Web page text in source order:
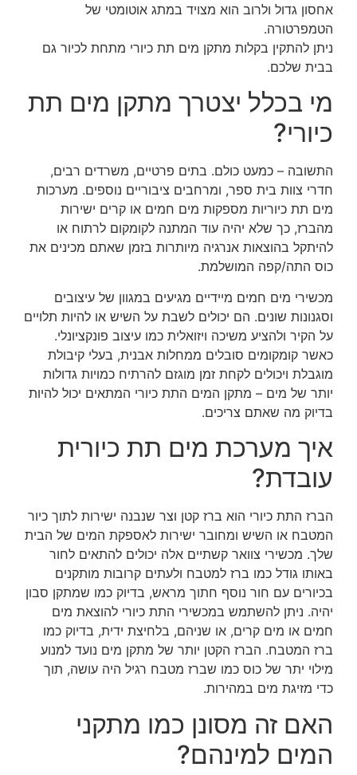
אחסון גדול ולרוב הוא מצויד במתג אוטומטי של
הטמפרטורה.
ניתן להתקין בקלות מתקן מים תת כיורי מתחת לכיור גם
בבית שלכם.
מי בכלל יצטרך מתקן מים תת
כיורי?
התשובה – כמעט כולם. בתים פרטיים, משרדים רבים,
חדרי צוות בית ספר, ומרחבים ציבוריים נוספים. מערכות
מים תת כיוריות מספקות מים חמים או קרים ישירות
מהברז, כך שלא יהיה עוד המתנה לקומקום לרתוח או
להיתקל בהוצאות אנרגיה מיותרות בזמן שאתם מכינים את
כוס התה/קפה המושלמת.
מכשירי מים חמים מיידיים מגיעים במגוון של עיצובים
וסגנונות שונים. הם יכולים לשבת על השיש או להיות תלויים
על הקיר ולהציע משיכה ויזואלית כמו עיצוב פונקציונלי.
כאשר קומקומים סובלים ממחלות אבנית, בעלי קיבולת
מוגבלת ויכולים לקחת זמן מוגזם להרתיח כמויות גדולות
יותר של מים – מתקן המים התת כיורי המתאים יכול להיות
בדיוק מה שאתם צריכים.
איך מערכת מים תת כיורית
עובדת?
הברז התת כיורי הוא ברז קטן וצר שנבנה ישירות לתוך כיור
המטבח או השיש ומחובר ישירות לאספקת המים של הבית
שלך. מכשירי צוואר קשתיים אלה יכולים להתאים לחור
באותו גודל כמו ברז למטבח ולעתים קרובות מותקנים
בכיורים עם חור נוסף חתוך מראש, בדיוק כמו שמתקן סבון
יהיה. ניתן להשתמש במכשירי התת כיורי להוצאת מים
חמים או מים קרים, או שניהם, בלחיצת ידית, בדיוק כמו
ברז המטבח. הברז הקטן יותר של מתקן מים נועד למנוע
מילוי יתר של כוס כמו שברז מטבח רגיל היה עושה, תוך
כדי מזיגת מים במהירות.
האם זה מסונן כמו מתקני
המים למינהם?